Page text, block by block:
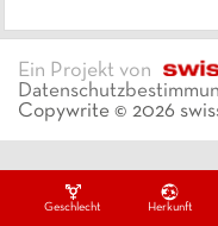
Geschlecht Herkunft
Ein Projekt von
Copywrite © 2026